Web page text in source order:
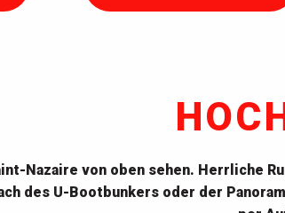
Nazaire von oben sehen. Herrliche
des U-Bootbunkers oder der